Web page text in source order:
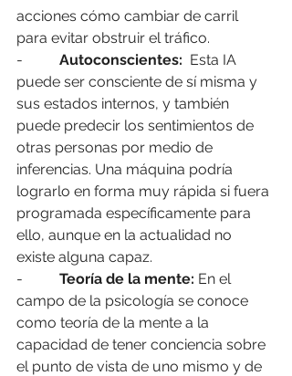
acciones cómo cambiar de carril
para evitar obstruir el tráfico.
- Autoconscientes:
  Esta IA
puede ser consciente de sí misma y
sus estados internos, y también
puede predecir los sentimientos de
otras personas por medio de
inferencias. Una máquina podría
lograrlo en forma muy rápida si fuera
programada específicamente para
ello, aunque en la actualidad no
existe alguna capaz.
- Teoría de la mente: En el
campo de la psicología se conoce
como teoría de la mente a la
capacidad de tener conciencia sobre
el punto de vista de uno mismo y de